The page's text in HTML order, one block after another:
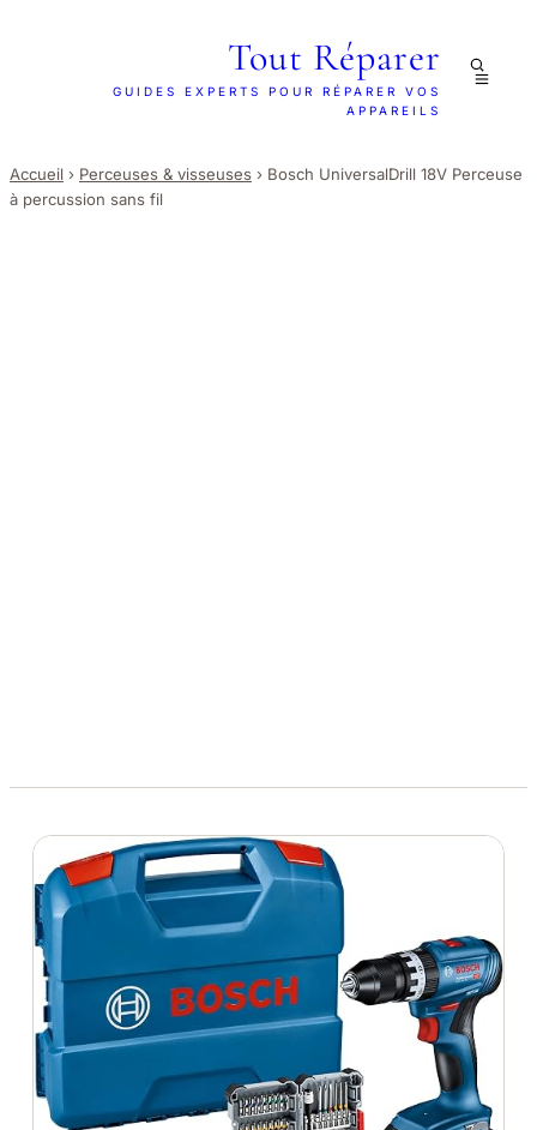
Tout Réparer
GUIDES EXPERTS POUR RÉPARER VOS
APPAREILS
Accueil › Perceuses & visseuses › Bosch UniversalDrill 18V Perceuse
à percussion sans fil